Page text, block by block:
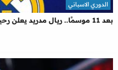
بعد 11 موسمًا.. ريال مدريد يعلن رحيل لاعبه
الدوري الاسباني